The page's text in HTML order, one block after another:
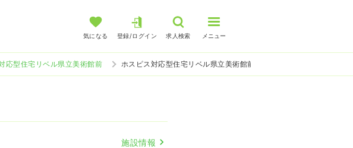
気になる 登録/ログイン 求人検索 メニュー
応型住宅リベル県立美術館前 ホスピス対応型住宅リベル県立美術館前 訪問看護の看護師求人
施設情報